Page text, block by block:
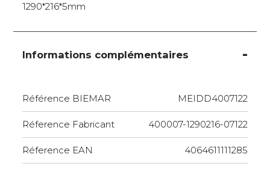
1290*216*5mm
Informations complémentaires
Référence BIEMAR MEIDD4007122
Réference Fabricant 400007-1290216-07122
Réference EAN 4064611111285